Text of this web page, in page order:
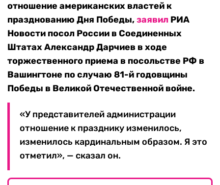
отношение американских властей к
празднованию Дня Победы,заявил РИА
Новости посол России в Соединенных
Штатах Александр Дарчиев в ходе
торжественного приема в посольстве РФ в
Вашингтоне по случаю 81-й годовщины
Победы в Великой Отечественной войне.
«У представителей администрации
отношение к празднику изменилось,
изменилось кардинальным образом. Я это
отметил», — сказал он.